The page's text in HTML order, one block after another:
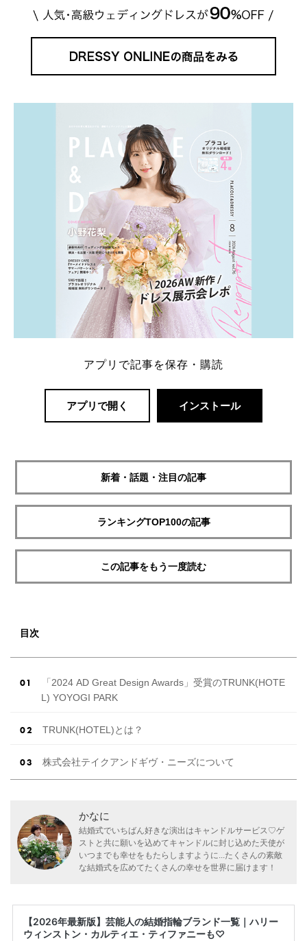
アプリで記事を保存・購読
アプリで開く インストール
新着・話題・注目の記事
ランキングTOP100の記事
この記事をもう一度読む
目次
「2024 AD Great Design Awards」受賞のTRUNK(HOTE
L) YOYOGI PARK
TRUNK(HOTEL)とは？
株式会社テイクアンドギヴ・ニーズについて
かなに
結婚式でいちばん好きな演出はキャンドルサービス♡ゲ
ストと共に願いを込めてキャンドルに封じ込めた天使が
いつまでも幸せをもたらしますように...たくさんの素敵
な結婚式を広めてたくさんの幸せを世界に届けます！
【2026年最新版】芸能人の結婚指輪ブランド一覧｜ハリー
ウィンストン・カルティエ・ティファニーも♡